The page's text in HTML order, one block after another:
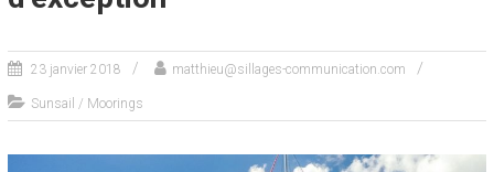
23 janvier 2018 matthieu@sillages-communication.com
Sunsail / Moorings